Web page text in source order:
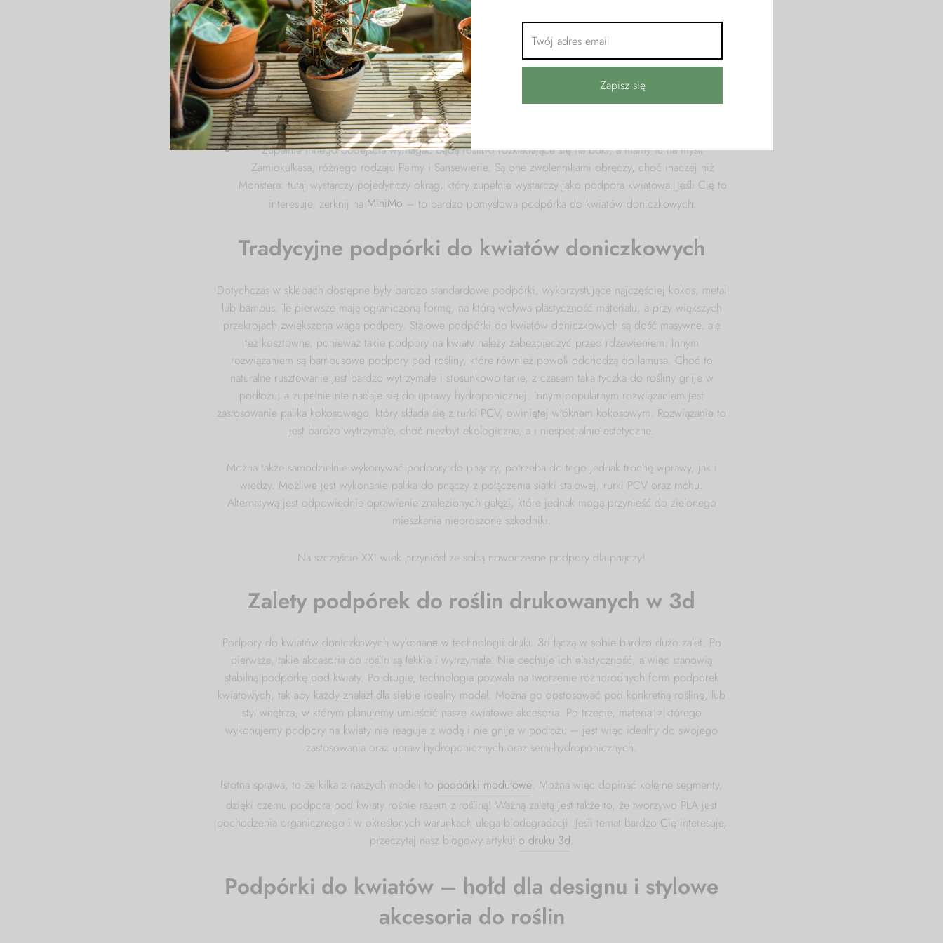
Najlepszy będziepalik modułowy. Z kolei szybkorosnąca, ale bardzo masywna i rozłożysta Monstera
dobrze będzie się czuć w obręczachMolet. Taka podpórka do kwiatów zbierze ją w sztywny kosz,
stabilizując i nie pozwalając na zawłaszczenie zbyt dużej przestrzeni w pomieszczeniu.
Bardzo duże, a stosunkowo lekkie pnącza jak np. hoje dobrze będzie prowadzić na podpórce do roślin
doniczkowych o dużym rozmiarze – możesz wybrać naszą podporę kwiatowąMetropolis
Drobnolistna, a lubiąca piąć się na płaskiej „deseczce” Monsterę Dubia dobrze prowadzić się będzie na
podpórce do roślinMesh S. Nie jest przytłaczająca, za to posiada delikatną i gęstą siateczkę.
Zupełnie innego podejścia wymagać będą roślinki rozkładające się na boki, a mamy tu na myśli
Zamiokulkasa, różnego rodzaju Palmy i Sansewierie. Są one zwolennikami obręczy, choć inaczej niż
Monstera: tutaj wystarczy pojedynczy okrąg, który zupełnie wystarczy jako podpora kwiatowa. Jeśli Cię to
interesuje, zerknij na MiniMo – to bardzo pomysłowa podpórka do kwiatów doniczkowych.
Tradycyjne podpórki do kwiatów doniczkowych
Dotychczas w sklepach dostępne były bardzo standardowe podpórki, wykorzystujące najczęściej kokos, metal
lub bambus. Te pierwsze mają ograniczoną formę, na którą wpływa plastyczność materiału, a przy większych
przekrojach zwiększona waga podpory. Stalowe podpórki do kwiatów doniczkowych są dość masywne, ale
też kosztowne, ponieważ takie podpory na kwiaty należy zabezpieczyć przed rdzewieniem. Innym
rozwiązaniem są bambusowe podpory pod rośliny, które również powoli odchodzą do lamusa. Choć to
naturalne rusztowanie jest bardzo wytrzymałe i stosunkowo tanie, z czasem taka tyczka do rośliny gnije w
podłożu, a zupełnie nie nadaje się do uprawy hydroponicznej. Innym popularnym rozwiązaniem jest
zastosowanie palika kokosowego, który składa się z rurki PCV, owiniętej włóknem kokosowym. Rozwiązanie to
jest bardzo wytrzymałe, choć niezbyt ekologiczne, a i niespecjalnie estetyczne.
Można także samodzielnie wykonywać podpory do pnączy, potrzeba do tego jednak trochę wprawy, jak i
wiedzy. Możliwe jest wykonanie palika do pnączy z połączenia siatki stalowej, rurki PCV oraz mchu.
Alternatywą jest odpowiednie oprawienie znalezionych gałęzi, które jednak mogą przynieść do zielonego
mieszkania nieproszone szkodniki.
Na szczęście XXI wiek przyniósł ze sobą nowoczesne podpory dla pnączy!
Zalety podpórek do roślin drukowanych w 3d
Podpory do kwiatów doniczkowych wykonane w technologii druku 3d łączą w sobie bardzo dużo zalet. Po
pierwsze, takie akcesoria do roślin są lekkie i wytrzymałe. Nie cechuje ich elastyczność, a więc stanowią
stabilną podpórkę pod kwiaty. Po drugie, technologia pozwala na tworzenie różnorodnych form podpórek
kwiatowych, tak aby każdy znalazł dla siebie idealny model. Można go dostosować pod konkretną roślinę, lub
styl wnętrza, w którym planujemy umieścić nasze kwiatowe akcesoria. Po trzecie, materiał z którego
wykonujemy podpory na kwiaty nie reaguje z wodą i nie gnije w podłożu – jest więc idealny do swojego
zastosowania oraz upraw hydroponicznych oraz semi-hydroponicznych.
Istotna sprawa, to że kilka z naszych modeli to podpórki modułowe. Można więc dopinać kolejne segmenty,
dzięki czemu podpora pod kwiaty rośnie razem z rośliną! Ważną zaletą jest także to, że tworzywo PLA jest
pochodzenia organicznego i w określonych warunkach ulega biodegradacji. Jeśli temat bardzo Cię interesuje,
przeczytaj nasz blogowy artykuł o druku 3d.
Podpórki do kwiatów – hołd dla designu i stylowe
akcesoria do roślin